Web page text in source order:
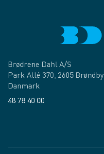
Brødrene Dahl A/S
Park Allé 370, 2605 Brøndby
Danmark
48 78 40 00